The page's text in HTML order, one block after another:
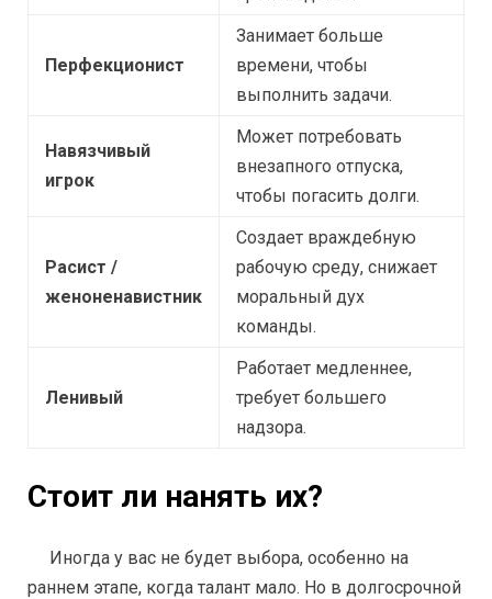
Перфекционист
Занимает больше
времени, чтобы
выполнить задачи.
Навязчивый
игрок
Может потребовать
внезапного отпуска,
чтобы погасить долги.
Расист /
женоненавистник
Создает враждебную
рабочую среду, снижает
моральный дух
команды.
Ленивый
Работает медленнее,
требует большего
надзора.
Стоит ли нанять их?
Иногда у вас не будет выбора, особенно на
раннем этапе, когда талант мало. Но в долгосрочной